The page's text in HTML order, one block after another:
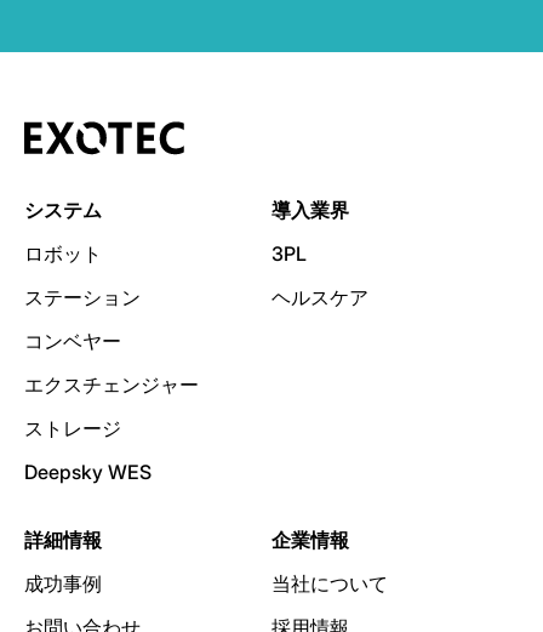
システム
ロボット
ステーション
コンベヤー
エクスチェンジャー
ストレージ
Deepsky WES
導入業界
3PL
ヘルスケア
詳細情報
成功事例
お問い合わせ
企業情報
当社について
採用情報